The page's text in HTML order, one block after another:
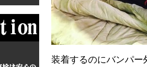
装着するのにバンパ